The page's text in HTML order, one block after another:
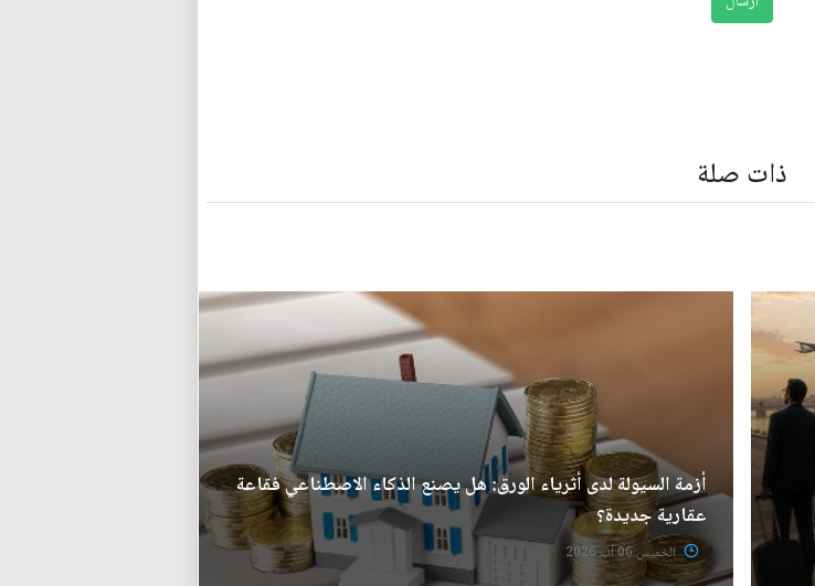
ذات صلة
أزمة السيولة لدى أثرياء الورق: هل يصنع الذكاء الاصطناعي فقاعة
عقارية جديدة؟
الخميس 06 آب 2026